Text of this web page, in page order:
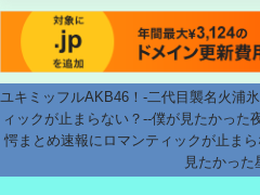
ユキミッフルAKB46！-二代目襲名火浦
ィックが止まらない？--僕が見たかった
愕まとめ速報にロマンティックが止ま
見たかった